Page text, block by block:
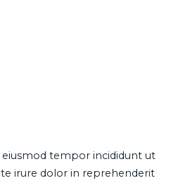
eiusmod tempor incididunt ut
irure dolor in reprehenderit